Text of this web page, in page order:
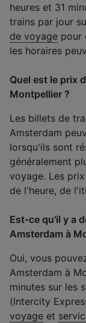
heures et 31
trains par jour
de voyage pour
les horaires
Quel est le prix
Montpellier ?
Les billets de
Amsterdam
lorsqu'ils sont
généralement
voyage. Les
de l'heure, de
Est-ce qu'il y a
Amsterdam à
Oui, vous
Amsterdam à
minutes sur les
(Intercity
voyage et